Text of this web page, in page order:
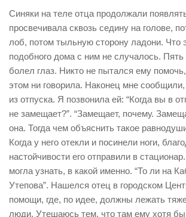
Синяки на теле отца продолжали
просвечивала сквозь седину на голове,
лоб, потом тыльную сторону ладони. Что
подобного дома с ним не случалось.
болел глаз. Никто не пытался ему
этом ни говорила. Наконец мне
из отпуска. Я позвонила ей: “Когда вы в
не замещает?”. “Замещает, почему.
она. Тогда чем объяснить такое
Когда у него отекли и посинели ноги,
настойчивости его отправили в
могла узнать, в какой именно. “То ли на
Утепова”. Нашелся отец в городском
помощи, где, по идее, должны лежать
люди. Утешаюсь тем, что там ему хотя